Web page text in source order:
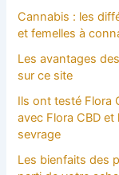
Cannabis : les
et femelles à
Les avantages
sur ce site
Ils ont testé Flora
avec Flora CBD
sevrage
Les bienfaits des